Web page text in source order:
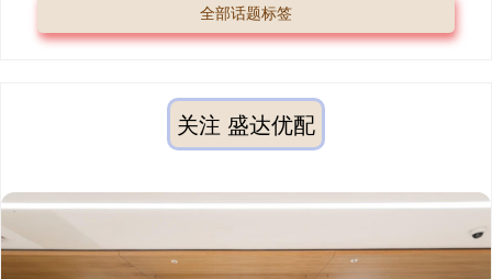
全部话题标签
关注 盛达优配